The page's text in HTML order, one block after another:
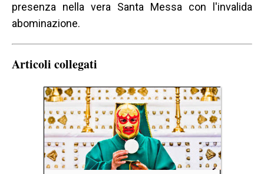
presenza nella vera Santa Messa con l'invalida
abominazione.
Articoli collegati